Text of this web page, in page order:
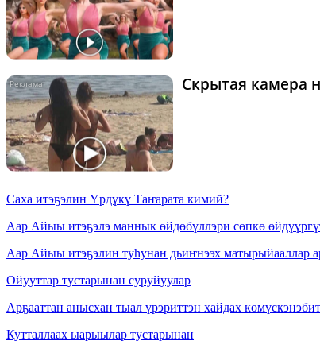
Скрытая камера
Cаха итэҕэлин Үрдүкү Таҥарата кимий?
Аар Айыы итэҕэлэ маннык өйдөбүллэри сөпкө
Аар Айыы итэҕэлин туһунан дьиҥнээх матырыйааллар
Ойууттар тустарынан суруйуулар
Арҕааттан анысхан тыал үрэриттэн хайдах
Кутталлаах ыарыылар тустарынан